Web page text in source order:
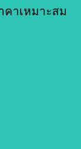
คาเหมาะสม